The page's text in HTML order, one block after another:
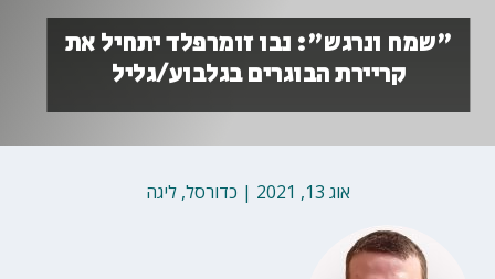
"שמח ונרגש": נבו זומרפלד יתחיל את
קריירת הבוגרים בגלבוע/גליל
אוג 13, 2021 | כדורסל,ליגה